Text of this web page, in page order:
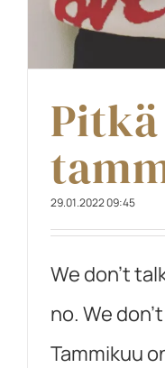
29.01.2022 09:45
We don't
no. We
Tammikuu